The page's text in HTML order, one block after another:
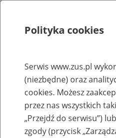
Rejestry, ewidencje i archiwa
Baza
przekształconych
Polityka cookies
Serwis www.zus.pl
(niezbędne) oraz
cookies. Możesz
przez nas wszystkich
„Przejdź do serwisu”)
zgody (przycisk